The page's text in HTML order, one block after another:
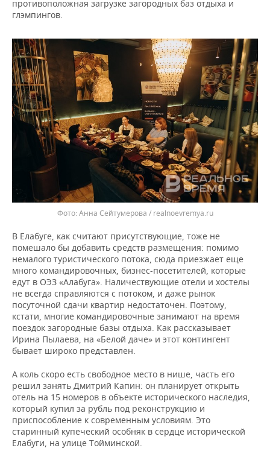
противоположная загрузке загородных баз отдыха и
глэмпингов.
Анна Сейтумерова / realnoevremya.ru
В Елабуге, как считают присутствующие, тоже не
помешало бы добавить средств размещения: помимо
немалого туристического потока, сюда приезжает еще
много командировочных, бизнес-посетителей, которые
едут в ОЭЗ «Алабуга». Наличествующие отели и хостелы
не всегда справляются с потоком, и даже рынок
посуточной сдачи квартир недостаточен. Поэтому,
кстати, многие командировочные занимают на время
поездок загородные базы отдыха. Как рассказывает
Ирина Пылаева, на «Белой даче» и этот контингент
бывает широко представлен.
А коль скоро есть свободное место в нише, часть его
решил занять Дмитрий Капин: он планирует открыть
отель на 15 номеров в объекте исторического наследия,
который купил за рубль под реконструкцию и
приспособление к современным условиям. Это
старинный купеческий особняк в сердце исторической
Елабуги, на улице Тойминской.